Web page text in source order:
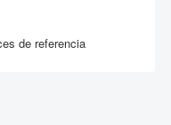
de referencia